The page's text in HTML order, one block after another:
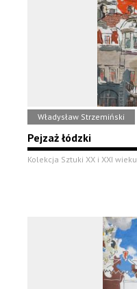
Władysław Strzemiński
Pejzaż łódzki
Kolekcja Sztuki XX i XXI wieku